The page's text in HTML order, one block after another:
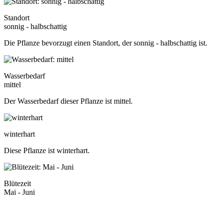
Standort
sonnig - halbschattig
Die Pflanze bevorzugt einen Standort, der sonnig - halbschattig ist.
Wasserbedarf
mittel
Der Wasserbedarf dieser Pflanze ist mittel.
winterhart
Diese Pflanze ist winterhart.
Blütezeit
Mai - Juni